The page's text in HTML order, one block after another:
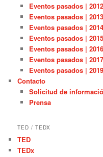
Eventos pasados | 2012
Eventos pasados | 2013
Eventos pasados | 2014
Eventos pasados | 2015
Eventos pasados | 2016
Eventos pasados | 2017
Eventos pasados | 2019
Contacto
Solicitud de
Prensa
TED / TEDX
TED
TEDx